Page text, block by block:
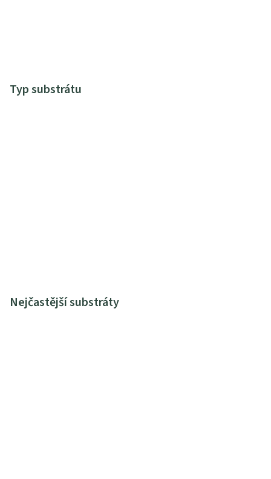
Typ substrátu
Nejčastější substráty